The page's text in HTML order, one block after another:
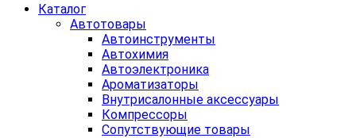
Каталог
Автотовары
Автоинструменты
Автохимия
Автоэлектроника
Ароматизаторы
Внутрисалонные аксессуары
Компрессоры
Сопутствующие товары